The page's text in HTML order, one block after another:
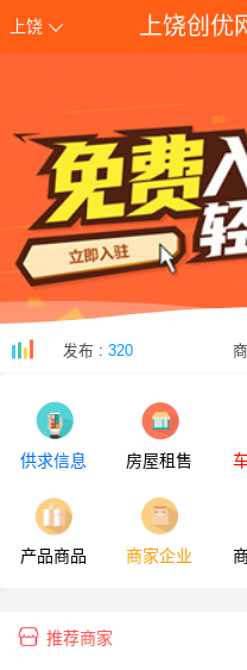
上饶 上饶创优
发布 :320
供求信息 房屋租售
产品商品 商家企业
推荐商家